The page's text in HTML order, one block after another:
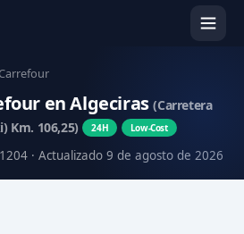
Carrefour
en Algeciras(Carretera
Km. 106,25)
24H Low-Cost
· Actualizado 9 de agosto de 2026